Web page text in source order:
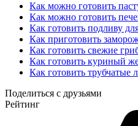
Как можно готовить
Как можно готовить
Как готовить подливу
Как приготовить
Как готовить свежие
Как готовить куриный
Как готовить трубчатые
Поделиться с друзьями
Рейтинг